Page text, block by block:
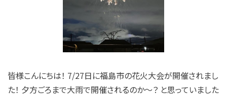
皆様こんにちは！ 7/27日に福島市の花火大会が開催されまし
た！ 夕方ごろまで大雨で開催されるのか～？ と思っていました